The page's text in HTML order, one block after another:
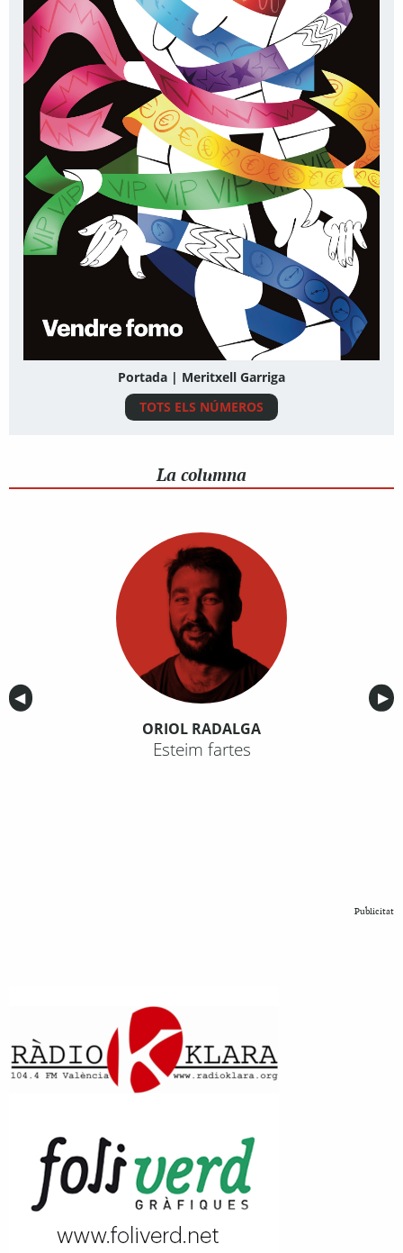
Portada | Meritxell Garriga
TOTS ELS NÚMEROS
La columna
Anterior
◀︎ ▶︎
ORIOL RADALGA
Esteim fartes
Publicitat